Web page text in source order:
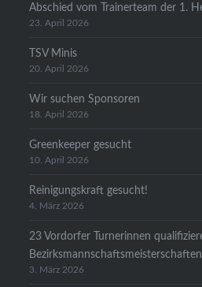
Abschied vom Trainerteam der 1.
23. April 2026
TSV Minis
20. April 2026
Wir suchen Sponsoren
18. April 2026
Greenkeeper gesucht
10. April 2026
Reinigungskraft gesucht!
4. März 2026
23 Vordorfer Turnerinnen
Bezirksmannschaftsmeisterschaften
3. März 2026